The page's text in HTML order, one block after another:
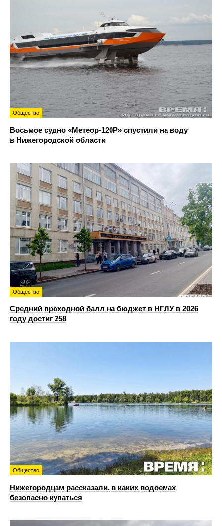
Общество
Восьмое судно «Метеор-120Р» спустили на воду
в Нижегородской области
Общество
Средний проходной балл на бюджет в НГЛУ в 2026
году достиг 258
Общество
Нижегородцам рассказали, в каких водоемах
безопасно купаться